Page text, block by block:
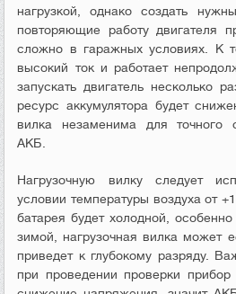
нагрузкой, однако создать
повторяющие работу двигателя
сложно в гаражных условиях. К
высокий ток и работает
запускать двигатель несколько
ресурс аккумулятора будет
вилка незаменима для точного
АКБ.
Нагрузочную вилку следует
условии температуры воздуха от
батарея будет холодной,
зимой, нагрузочная вилка может
приведет к глубокому разряду.
при проведении проверки прибор